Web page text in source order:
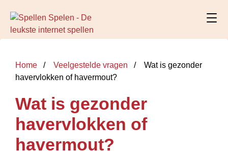
Home Veelgestelde vragen
Wat is gezonder
havervlokken of havermout?
Wat is gezonder
havervlokken of
havermout?